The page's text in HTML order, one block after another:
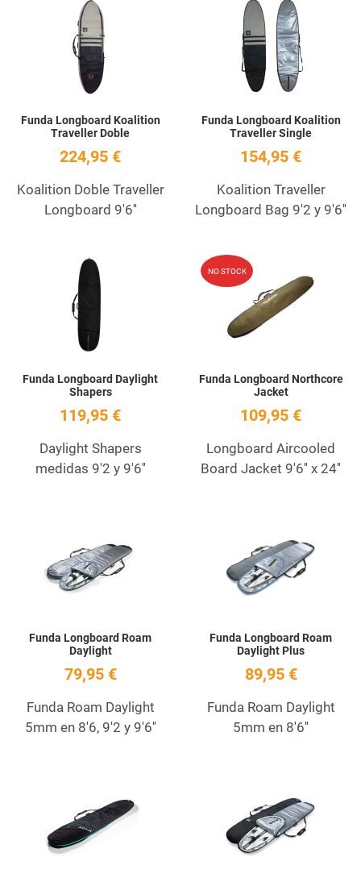
Add to Wishlist
Funda Longboard Koalition
Traveller Doble
224,95 €
Koalition Doble Traveller
Longboard 9'6''
Funda Longboard Koalition
Traveller Single
154,95 €
Koalition Traveller
Longboard Bag 9'2 y 9'6''
Add to Wishlist
Funda Longboard Daylight
Shapers
119,95 €
Daylight Shapers
medidas 9'2 y 9'6''
NO STOCK
Funda Longboard Northcore
Jacket
109,95 €
Longboard Aircooled
Board Jacket 9'6'' x 24''
Funda Longboard Roam
Daylight
79,95 €
Funda Roam Daylight
5mm en 8'6, 9'2 y 9'6''
Funda Longboard Roam
Daylight Plus
89,95 €
Funda Roam Daylight
5mm en 8'6''